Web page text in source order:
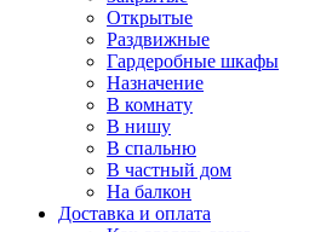
Открытые
Раздвижные
Гардеробные шкафы
Назначение
В комнату
В нишу
В спальню
В частный дом
На балкон
Доставка и оплата